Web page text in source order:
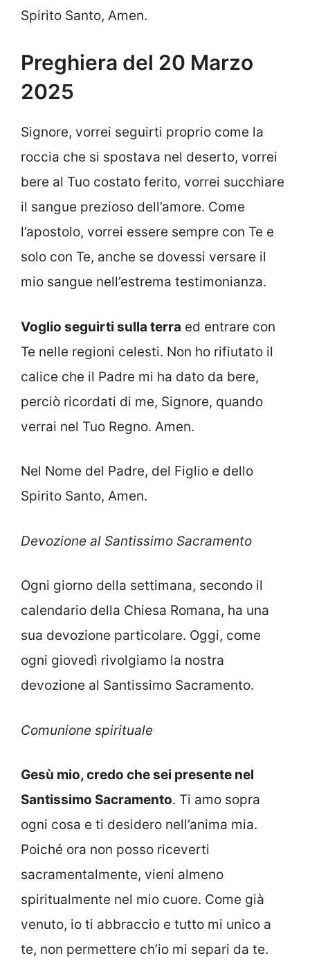
Spirito Santo, Amen.
Preghiera del 20 Marzo
2025
Signore, vorrei seguirti proprio come la
roccia che si spostava nel deserto, vorrei
bere al Tuo costato ferito, vorrei succhiare
il sangue prezioso dell’amore. Come
l’apostolo, vorrei essere sempre con Te e
solo con Te, anche se dovessi versare il
mio sangue nell’estrema testimonianza.
Voglio seguirti sulla terra ed entrare con
Te nelle regioni celesti. Non ho rifiutato il
calice che il Padre mi ha dato da bere,
perciò ricordati di me, Signore, quando
verrai nel Tuo Regno. Amen.
Nel Nome del Padre, del Figlio e dello
Spirito Santo, Amen.
Devozione al Santissimo Sacramento
Ogni giorno della settimana, secondo il
calendario della Chiesa Romana, ha una
sua devozione particolare. Oggi, come
ogni giovedì rivolgiamo la nostra
devozione al Santissimo Sacramento.
Comunione spirituale
Gesù mio, credo che sei presente nel
Santissimo Sacramento. Ti amo sopra
ogni cosa e ti desidero nell’anima mia.
Poiché ora non posso riceverti
sacramentalmente, vieni almeno
spiritualmente nel mio cuore. Come già
venuto, io ti abbraccio e tutto mi unico a
te, non permettere ch’io mi separi da te.